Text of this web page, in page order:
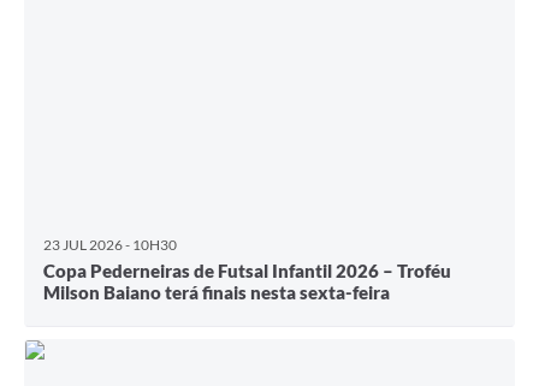
23 JUL 2026 - 10H30
Copa Pederneiras de Futsal Infantil 2026 – Troféu
Milson Baiano terá finais nesta sexta-feira